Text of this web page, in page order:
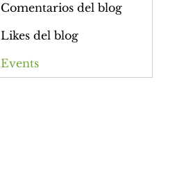
Comentarios del blog
Likes del blog
Events